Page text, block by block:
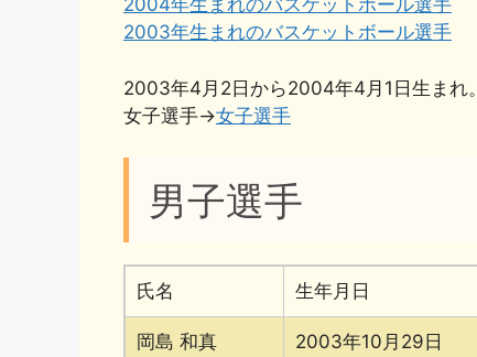
2004年生まれのバスケットボール選手
2003年生まれのバスケットボール選手
2003年4月2日から2004年4月1日生まれ。
女子選手→女子選手
男子選手
氏名 生年月日
岡島 和真 2003年10月29日